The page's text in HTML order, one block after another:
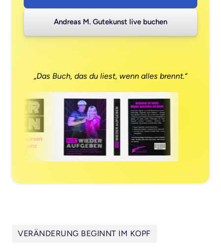
Andreas M. Gutekunst live buchen
„Das Buch, das du liest, wenn alles brennt.“
VERÄNDERUNG BEGINNT IM KOPF